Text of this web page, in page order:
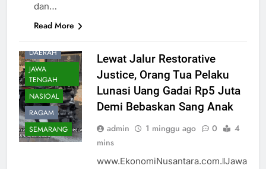
dan…
Read More
DAERAH
JAWA
TENGAH
NASIOAL
RAGAM
SEMARANG
Lewat Jalur Restorative
Justice, Orang Tua Pelaku
Lunasi Uang Gadai Rp5 Juta
Demi Bebaskan Sang Anak
admin 1 minggu ago 0
4
mins
www.EkonomiNusantara.com.ǁJawa